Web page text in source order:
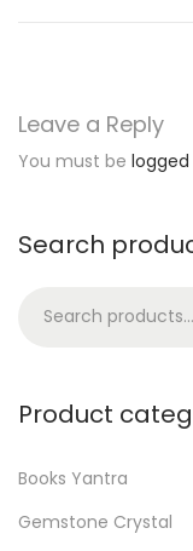
Leave a Reply
You must be logged
Search
r
h
Product
Books Yantra
Gemstone Crystal